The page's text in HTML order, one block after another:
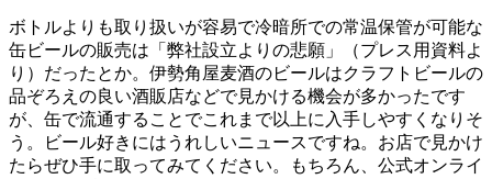
ボトルよりも取り扱いが容易で冷暗所での常温保管が可能な
缶ビールの販売は「弊社設立よりの悲願」（プレス用資料よ
り）だったとか。伊勢角屋麦酒のビールはクラフトビールの
品ぞろえの良い酒販店などで見かける機会が多かったです
が、缶で流通することでこれまで以上に入手しやすくなりそ
う。ビール好きにはうれしいニュースですね。お店で見かけ
たらぜひ手に取ってみてください。もちろん、公式オンライ